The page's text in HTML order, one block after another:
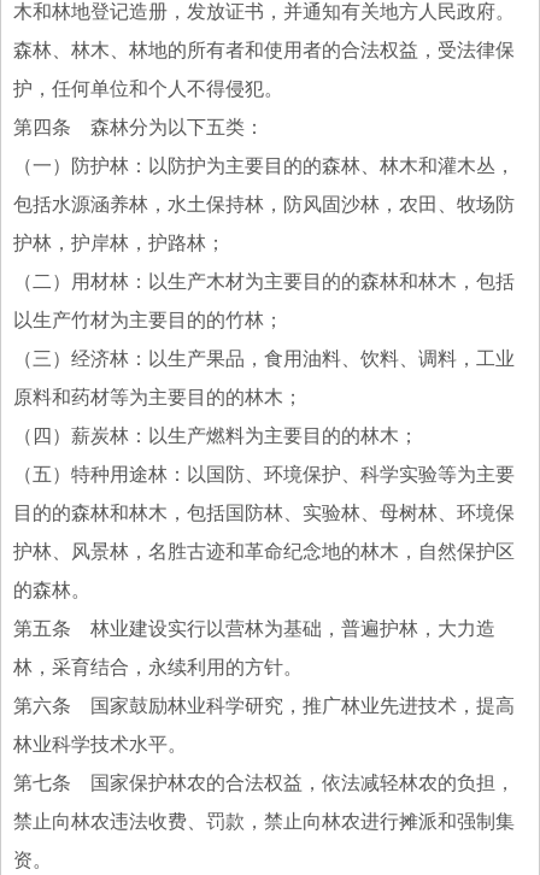
木和林地登记造册，发放证书，并通知有关地方人民政府。
森林、林木、林地的所有者和使用者的合法权益，受法律保
护，任何单位和个人不得侵犯。
第四条 森林分为以下五类：
（一）防护林：以防护为主要目的的森林、林木和灌木丛，
包括水源涵养林，水土保持林，防风固沙林，农田、牧场防
护林，护岸林，护路林；
（二）用材林：以生产木材为主要目的的森林和林木，包括
以生产竹材为主要目的的竹林；
（三）经济林：以生产果品，食用油料、饮料、调料，工业
原料和药材等为主要目的的林木；
（四）薪炭林：以生产燃料为主要目的的林木；
（五）特种用途林：以国防、环境保护、科学实验等为主要
目的的森林和林木，包括国防林、实验林、母树林、环境保
护林、风景林，名胜古迹和革命纪念地的林木，自然保护区
的森林。
第五条 林业建设实行以营林为基础，普遍护林，大力造
林，采育结合，永续利用的方针。
第六条 国家鼓励林业科学研究，推广林业先进技术，提高
林业科学技术水平。
第七条 国家保护林农的合法权益，依法减轻林农的负担，
禁止向林农违法收费、罚款，禁止向林农进行摊派和强制集
资。